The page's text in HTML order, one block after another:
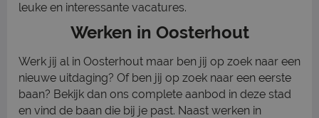
leuke en interessante vacatures.
Werken in Oosterhout
Werk jij al in Oosterhout maar ben jij op zoek naar een
nieuwe uitdaging? Of ben jij op zoek naar een eerste
baan? Bekijk dan ons complete aanbod in deze stad
en vind de baan die bij je past. Naast werken in